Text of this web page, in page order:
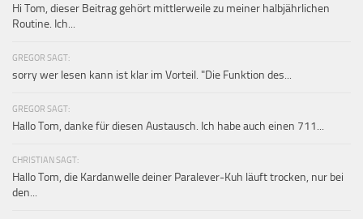
Hi Tom, dieser Beitrag gehört mittlerweile zu meiner halbjährlichen
Routine. Ich...
GREGOR SAGT:
sorry wer lesen kann ist klar im Vorteil. "Die Funktion des...
GREGOR SAGT:
Hallo Tom, danke für diesen Austausch. Ich habe auch einen 711...
CHRISTIAN SAGT:
Hallo Tom, die Kardanwelle deiner Paralever-Kuh läuft trocken, nur bei
den...